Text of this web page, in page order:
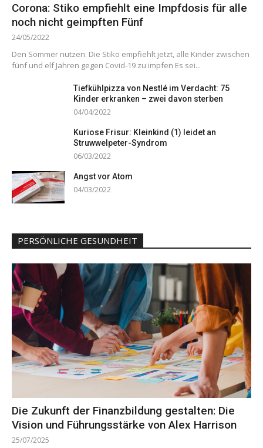
Corona: Stiko empfiehlt eine Impfdosis für alle
noch nicht geimpften Fünf
24/05/2022
Den Sommer nutzen: Die Stiko empfiehlt jetzt, alle Kinder zwischen
fünf und elf Jahren gegen Covid-19 zu impfen Es sei...
Tiefkühlpizza von Nestlé im Verdacht: 75
Kinder erkranken – zwei davon sterben
04/04/2022
Kuriose Frisur: Kleinkind (1) leidet an
Struwwelpeter-Syndrom
06/03/2022
Angst vor Atom
04/03/2022
PERSÖNLICHE GESUNDHEIT
Die Zukunft der Finanzbildung gestalten: Die
Vision und Führungsstärke von Alex Harrison
25/07/2025